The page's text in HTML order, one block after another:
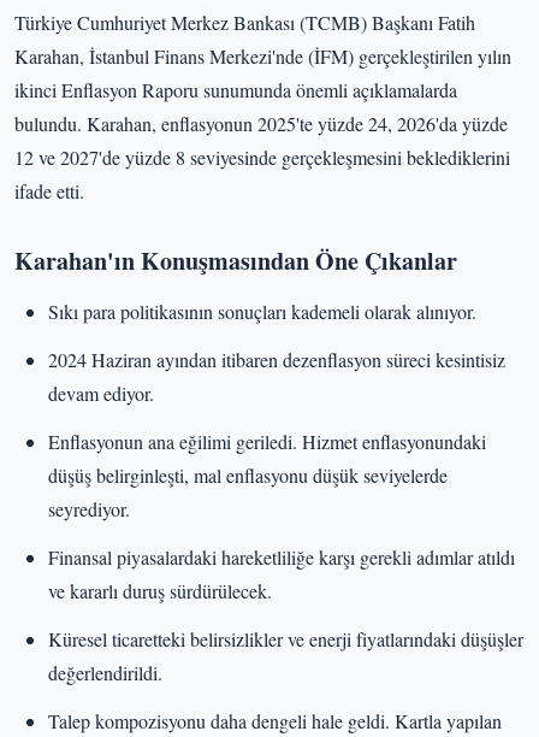
Türkiye Cumhuriyet Merkez Bankası (TCMB) Başkanı Fatih
Karahan, İstanbul Finans Merkezi'nde (İFM) gerçekleştirilen yılın
ikinci Enflasyon Raporu sunumunda önemli açıklamalarda
bulundu. Karahan, enflasyonun 2025'te yüzde 24, 2026'da yüzde
12 ve 2027'de yüzde 8 seviyesinde gerçekleşmesini beklediklerini
ifade etti.
Karahan'ın Konuşmasından Öne Çıkanlar
Sıkı para politikasının sonuçları kademeli olarak alınıyor.
2024 Haziran ayından itibaren dezenflasyon süreci kesintisiz
devam ediyor.
Enflasyonun ana eğilimi geriledi. Hizmet enflasyonundaki
düşüş belirginleşti, mal enflasyonu düşük seviyelerde
seyrediyor.
Finansal piyasalardaki hareketliliğe karşı gerekli adımlar atıldı
ve kararlı duruş sürdürülecek.
Küresel ticaretteki belirsizlikler ve enerji fiyatlarındaki düşüşler
değerlendirildi.
Talep kompozisyonu daha dengeli hale geldi. Kartla yapılan